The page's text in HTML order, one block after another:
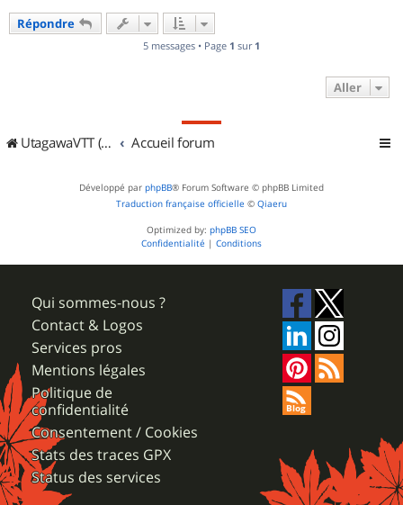
Répondre
5 messages • Page 1 sur 1
Aller
UtagawaVTT (Randos VTT et VTTAE avec traces GPS) Accueil forum
Développé par phpBB® Forum Software © phpBB Limited
Traduction française officielle © Qiaeru
Optimized by: phpBB SEO
Confidentialité | Conditions
Qui sommes-nous ?
Contact & Logos
Services pros
Mentions légales
Politique de
confidentialité
Consentement / Cookies
Stats des traces GPX
Status des services